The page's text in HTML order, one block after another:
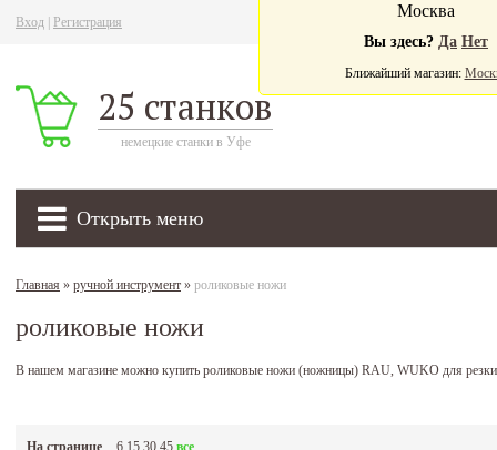
Вход Регистрация
25 станков
немецкие станки в Уфе
Открыть меню
Москва
Вы здесь? Да Нет
Ближайший магазин:
Главная » ручной инструмент » роликовые ножи
роликовые ножи
В нашем магазине можно купить роликовые ножи (ножницы) RAU, WUKO для резки
На странице 6 15 30 45 все